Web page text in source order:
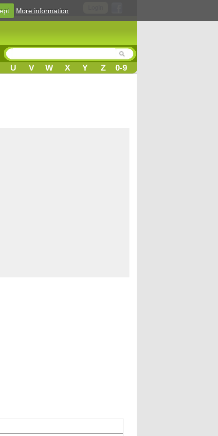
U V W X Y Z 0-9
More information